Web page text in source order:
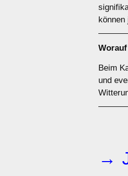
können
Beim
und
→